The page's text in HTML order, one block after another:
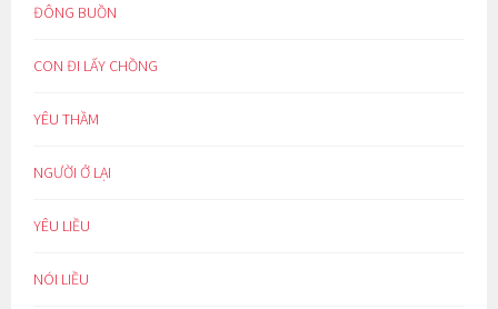
ĐÔNG BUỒN
CON ĐI LẤY CHỒNG
YÊU THẦM
NGƯỜI Ở LẠI
YÊU LIỀU
NÓI LIỀU